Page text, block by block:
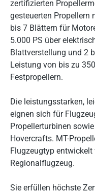
zertifizierten
gesteuerten Propellern
bis 7 Blättern für
5.000 PS über
Blattverstellung und 2
Leistung von bis zu
Festpropellern.
Die leistungsstarken,
eignen sich für
Propellerturbinen
Hovercrafts. MT-
Flugzeugtyp
Regionalflugzeug.
Sie erfüllen höchste